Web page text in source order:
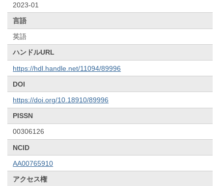
2023-01
言語
英語
ハンドルURL
https://hdl.handle.net/11094/89996
DOI
https://doi.org/10.18910/89996
PISSN
00306126
NCID
AA00765910
アクセス権